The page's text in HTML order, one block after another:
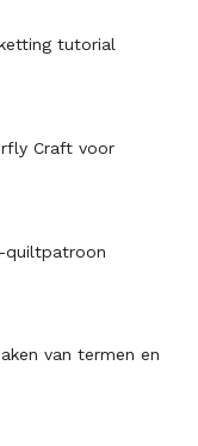
tutorial
Craft voor
quiltpatroon
van termen en